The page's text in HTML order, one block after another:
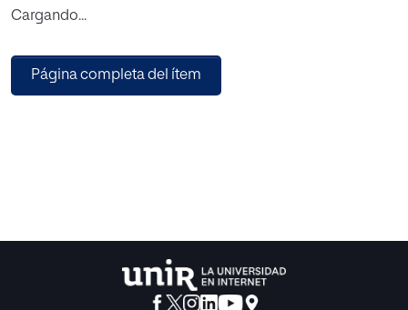
herramienta musicoterapéu-tica para prevenir, rehabilitar y
asisten a un centro de cuidado diurno. Se des-criben a
través de actividades y ejercicios con las campanas cada
Cargando...
Página completa del ítem